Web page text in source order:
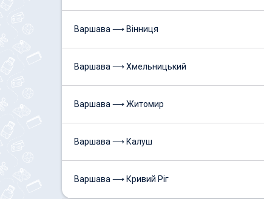
Варшава ⟶ Вінниця
Варшава ⟶ Хмельницький
Варшава ⟶ Житомир
Варшава ⟶ Калуш
Варшава ⟶ Кривий Ріг